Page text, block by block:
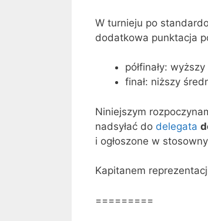
W turnieju po
dodatkowa punktacja
półfinały:
finał: niższy
Niniejszym
nadsyłać do delegata
i ogłoszone w
Kapitanem
=========